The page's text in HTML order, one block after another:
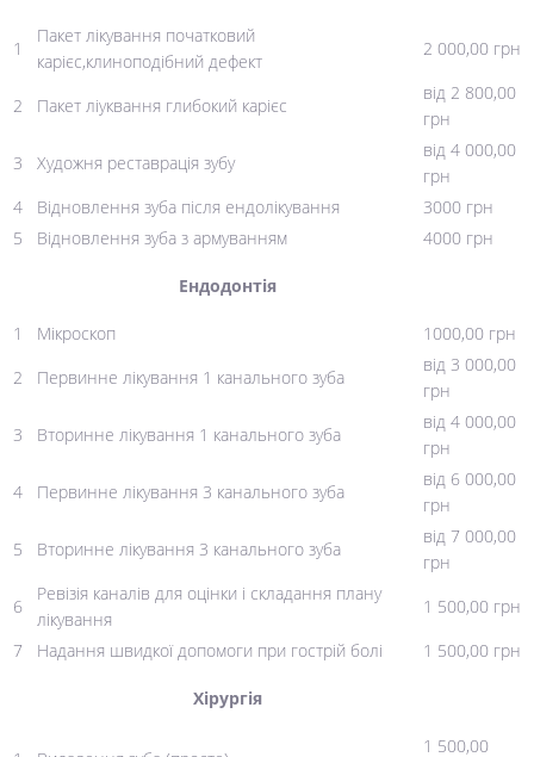
1
Пакет лікування початковий
карієс,клиноподібний дефект
2 000,00 грн
2 Пакет ліуквання глибокий карієс
від 2 800,00
грн
3
Художня реставрація зубу
від 4 000,00
грн
4
Відновлення зуба після ендолікування
3000 грн
5
Відновлення зуба з армуванням 4000 грн
Ендодонтія
1 Мікроскоп
1000,00 грн
2
Первинне лікування 1 канального зуба
від 3 000,00
грн
3
Вторинне лікування 1 канального зуба
від 4 000,00
грн
4
Первинне лікування 3 канального зуба
від 6 000,00
грн
5
Вторинне лікування 3 канального зуба
від 7 000,00
грн
6
Ревізія каналів для оцінки і складання плану
лікування
1 500,00 грн
7
Надання швидкої допомоги при гострій болі 1 500,00 грн
Хірургія
1 500,00